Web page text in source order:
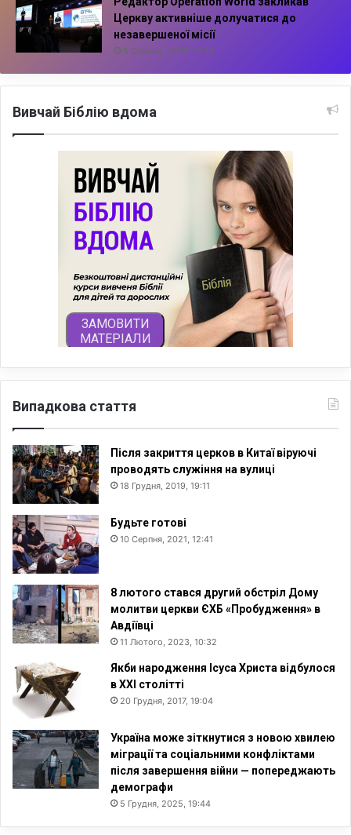
Церкву активніше долучатися до
незавершеної місії
5 Серпня, 2026, 10:14
Вивчай Біблію вдома
Випадкова стаття
Після закриття церков в Китаї віруючі
проводять служіння на вулиці
18 Грудня, 2019, 19:11
Будьте готові
10 Серпня, 2021, 12:41
8 лютого стався другий обстріл Дому
молитви церкви ЄХБ «Пробудження» в
Авдіївці
11 Лютого, 2023, 10:32
Якби народження Ісуса Христа відбулося
в XXI столітті
20 Грудня, 2017, 19:04
Україна може зіткнутися з новою хвилею
міграції та соціальними конфліктами
після завершення війни — попереджають
демографи
5 Грудня, 2025, 19:44